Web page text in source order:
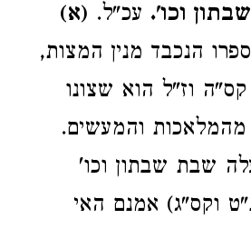
וכו'. עכ"ל. (א)
הנכבד מנין המצות,
וז"ל הוא שצונו
והמעשים.
שבת שבתון וכו'
וקס"ג) אמנם האי